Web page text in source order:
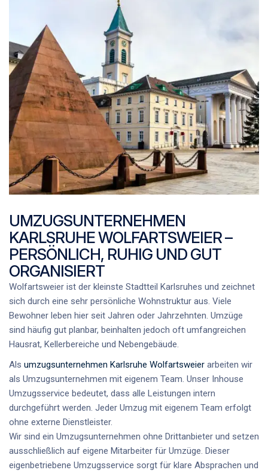
UMZUGSUNTERNEHMEN
KARLSRUHE WOLFARTSWEIER –
PERSÖNLICH, RUHIG UND GUT
ORGANISIERT
Wolfartsweier ist der kleinste Stadtteil Karlsruhes und zeichnet
sich durch eine sehr persönliche Wohnstruktur aus. Viele
Bewohner leben hier seit Jahren oder Jahrzehnten. Umzüge
sind häufig gut planbar, beinhalten jedoch oft umfangreichen
Hausrat, Kellerbereiche und Nebengebäude.
Als umzugsunternehmen Karlsruhe Wolfartsweier arbeiten wir
als Umzugsunternehmen mit eigenem Team. Unser Inhouse
Umzugsservice bedeutet, dass alle Leistungen intern
durchgeführt werden. Jeder Umzug mit eigenem Team erfolgt
ohne externe Dienstleister.
Wir sind ein Umzugsunternehmen ohne Drittanbieter und setzen
ausschließlich auf eigene Mitarbeiter für Umzüge. Dieser
eigenbetriebene Umzugsservice sorgt für klare Absprachen und